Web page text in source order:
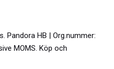
Pandora HB | Org.nummer:
MOMS. Köp och